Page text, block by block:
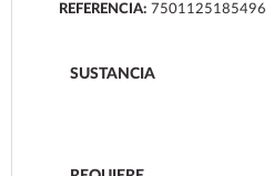
REFERENCIA: 7501125185496
SUSTANCIA